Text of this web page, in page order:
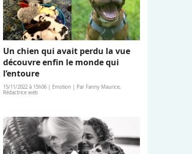
Un chien qui avait perdu la vue
découvre enfin le monde qui
l’entoure
15/11/2022 à 15h06 | Emotion | Par Fanny Maurice,
Rédactrice web